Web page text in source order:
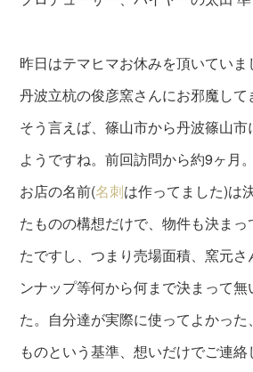
昨日はテマヒマお休みを頂いていま
丹波立杭の俊彦窯さんにお邪魔して
そう言えば、篠山市から丹波篠山市
ようですね。前回訪問から約9ヶ月
お店の名前(名刺は作ってました)は
たものの構想だけで、物件も決まっ
たですし、つまり売場面積、窯元さ
ンナップ等何から何まで決まって無
た。自分達が実際に使ってよかった
ものという基準、想いだけでご連絡